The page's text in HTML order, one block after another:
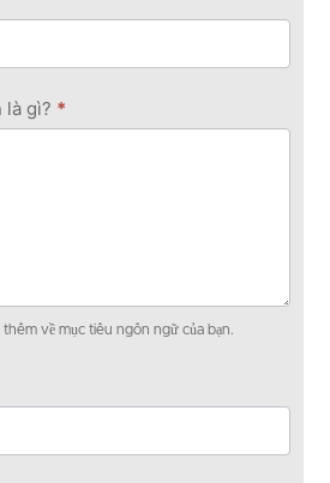
là gì? *
về mục tiêu ngôn ngữ của bạn.